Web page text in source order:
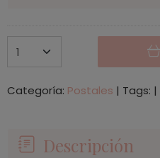
Categoría: Postales | Tags: |
Descripción